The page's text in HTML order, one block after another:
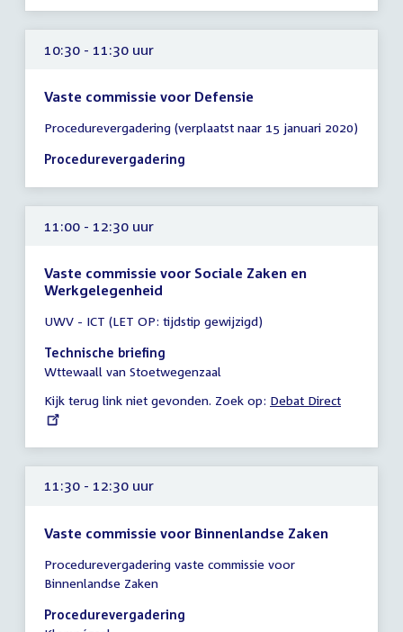
10:30 - 11:30 uur
Vaste commissie voor Defensie
vergadering
10:30
11:30
uur
Procedurevergadering (verplaatst naar 15 januari 2020)
Procedurevergadering
11:00 - 12:30 uur
Vaste commissie voor Sociale Zaken en
Werkgelegenheid
vergadering
11:00
-
uur
UWV - ICT (LET OP: tijdstip gewijzigd)
Technische briefing
Wttewaall van Stoetwegenzaal
Kijk terug link niet gevonden. Zoek op: External
Debat Direct
11:30 - 12:30 uur
Vaste commissie voor Binnenlandse Zaken
vergadering
11:30
-
12:30
Procedurevergadering vaste commissie voor
Binnenlandse Zaken
Procedurevergadering